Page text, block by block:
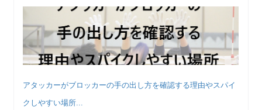
アタッカーがブロッカーの手の出し方を確認する理由やスパイ
クしやすい場所...